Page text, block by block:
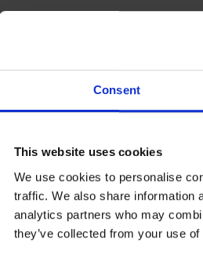
Consent
This website uses cookies
We use cookies to personalise
traffic. We also share information
analytics partners who may
they’ve collected from your use
ml
(wybierzesz w koszyku):